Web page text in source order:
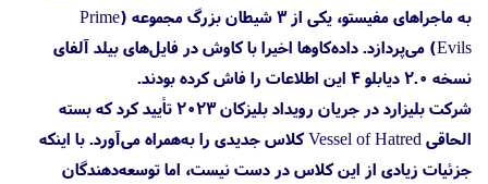
به ماجراهای مفیستو، یکی از ۳ شیطان بزرگ مجموعه (Prime
Evils) می‌پردازد. داده‌کاوها اخیرا با کاوش در فایل‌های بیلد آلفای
نسخه ۲.۰ دیابلو ۴ این اطلاعات را فاش کرده بودند.
شرکت بلیزارد در جریان رویداد بلیزکان ۲۰۲۳ تأیید کرد که بسته
الحاقی Vessel of Hatred کلاس جدیدی را به‌همراه می‌آورد. با اینکه
جزئیات زیادی از این کلاس در دست نیست، اما توسعه‌دهندگان